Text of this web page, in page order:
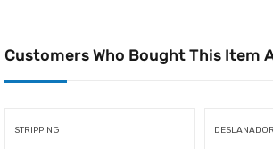
Customers Who Bought This Item
STRIPPING